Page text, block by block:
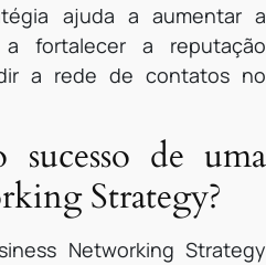
ajuda a aumentar a
fortalecer a reputação
a rede de contatos no
de uma
Strategy?
Networking Strategy